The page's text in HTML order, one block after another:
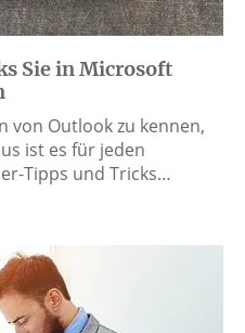
Sie in Microsoft
von Outlook zu kennen,
ist es für jeden
Tipps und Tricks…